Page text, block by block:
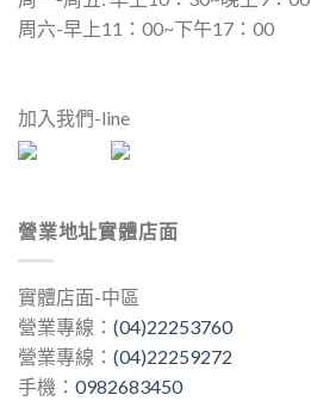
周六-早上11：00~下午17：00
加入我們-line
營業地址實體店面
實體店面-中區
營業專線： (04)22253760
營業專線： (04)22259272
手機： 0982683450